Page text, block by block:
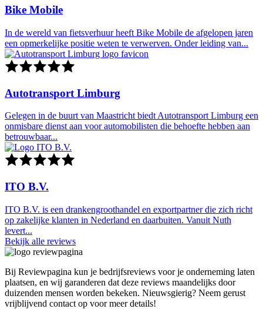
Bike Mobile
In de wereld van fietsverhuur heeft Bike Mobile de afgelopen jaren
een opmerkelijke positie weten te verwerven. Onder leiding van...
Autotransport Limburg
Gelegen in de buurt van Maastricht biedt Autotransport Limburg een
onmisbare dienst aan voor automobilisten die behoefte hebben aan
betrouwbaar...
ITO B.V.
ITO B.V. is een drankengroothandel en exportpartner die zich richt
op zakelijke klanten in Nederland en daarbuiten. Vanuit Nuth
levert...
Bekijk alle reviews
Bij Reviewpagina kun je bedrijfsreviews voor je onderneming laten
plaatsen, en wij garanderen dat deze reviews maandelijks door
duizenden mensen worden bekeken. Nieuwsgierig? Neem gerust
vrijblijvend contact op voor meer details!